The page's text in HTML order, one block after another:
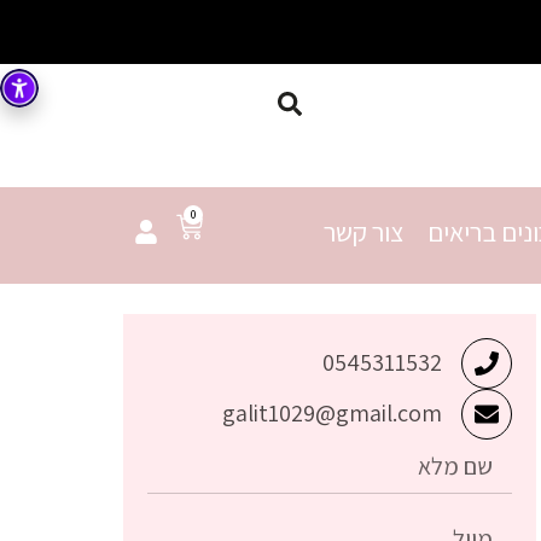
בריאים צור קשר
0
0545311532
galit1029@gmail.com